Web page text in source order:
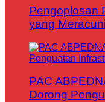
Pengoplosan
yang
PAC
Dorong